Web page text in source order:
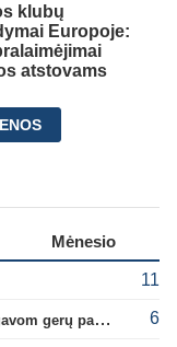
klubų
Europoje:
atstovams
Mėnesio
11
A. Tapinas: „Iš europinio lygio komandos gavom gerų pamokų“ 6